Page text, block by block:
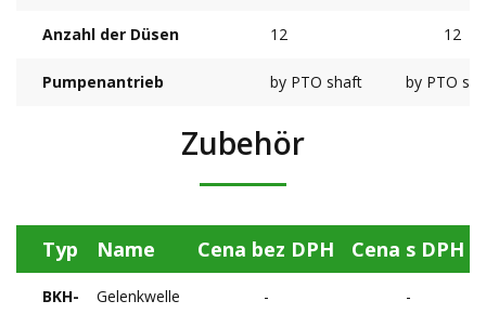
Anzahl der Düsen 12 12
Pumpenantrieb by PTO shaft by PTO
Zubehör
Typ Name Cena bez DPH Cena s DPH
BKH- Gelenkwelle - -